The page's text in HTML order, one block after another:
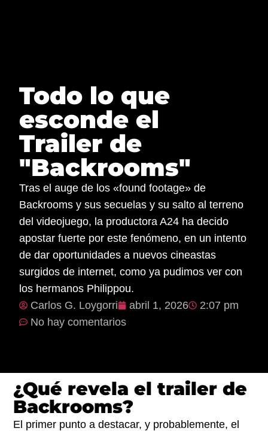
Todo lo que
esconde el
Trailer de
"Backrooms"
Tras el auge de los «found footage» de
Backrooms y sus secuelas y su salto al terreno
del videojuego, la productora A24 ha decido
apostar fuerte por este fenómeno, en un intento
de dar oportunidades a nuevos cineastas
surgidos de internet, como ya pudimos ver con
los hermanos Philippou.
Carlos G. Loygorri
abril 1, 2026
2:07 pm
No hay comentarios
¿Qué revela el trailer de
Backrooms?
El primer punto a destacar, y probablemente, el